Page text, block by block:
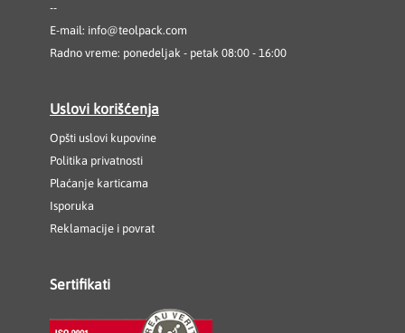
--
E-mail: info@teolpack.com
Radno vreme: ponedeljak - petak 08:00 - 16:00
Uslovi korišćenja
Opšti uslovi kupovine
Politika privatnosti
Plaćanje karticama
Isporuka
Reklamacije i povrat
Sertifikati